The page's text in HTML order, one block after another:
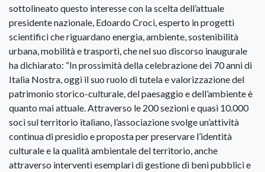
sottolineato questo interesse con la scelta dell’attuale
presidente nazionale, Edoardo Croci, esperto in progetti
scientifici che riguardano energia, ambiente, sostenibilità
urbana, mobilità e trasporti, che nel suo discorso inaugurale
ha dichiarato: “In prossimità della celebrazione dei 70 anni di
Italia Nostra, oggi il suo ruolo di tutela e valorizzazione del
patrimonio storico-culturale, del paesaggio e dell’ambiente è
quanto mai attuale. Attraverso le 200 sezioni e quasi 10.000
soci sul territorio italiano, l’associazione svolge un’attività
continua di presidio e proposta per preservare l’identità
culturale e la qualità ambientale del territorio, anche
attraverso interventi esemplari di gestione di beni pubblici e